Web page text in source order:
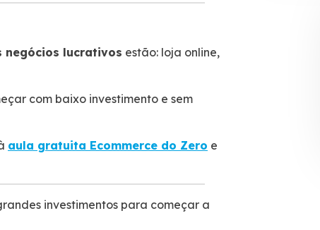
negócios lucrativos estão: loja online,
com baixo investimento e sem
aula gratuita Ecommerce do Zero e
investimentos para começar a